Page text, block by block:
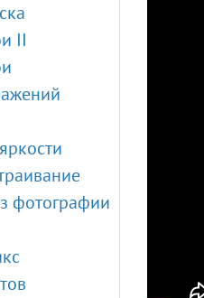
II
фотографии